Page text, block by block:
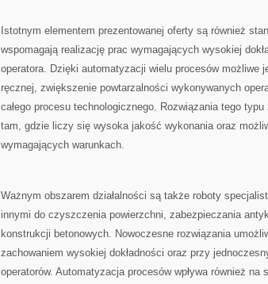
Istotnym elementem prezentowanej oferty są również
wspomagają realizację prac wymagających wysokiej
operatora. Dzięki automatyzacji wielu procesów możliwe
ręcznej, zwiększenie powtarzalności wykonywanych
całego procesu technologicznego. Rozwiązania tego
tam, gdzie liczy się wysoka jakość wykonania oraz
wymagających warunkach.
Ważnym obszarem działalności są także roboty
innymi do czyszczenia powierzchni, zabezpieczania
konstrukcji betonowych. Nowoczesne rozwiązania
zachowaniem wysokiej dokładności oraz przy
operatorów. Automatyzacja procesów wpływa również